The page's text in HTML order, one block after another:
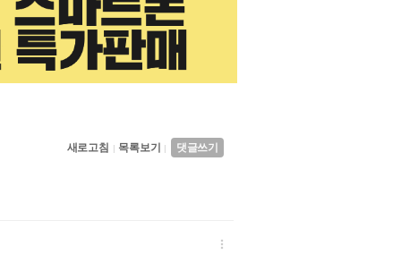
새로고침 | 목록보기 | 댓글쓰기
